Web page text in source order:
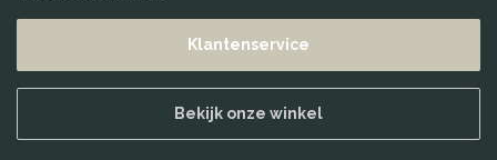
Klantenservice
Bekijk onze winkel